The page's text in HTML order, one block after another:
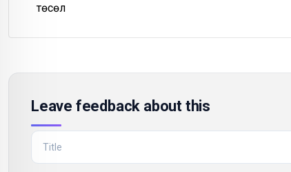
төсөл
Leave feedback about this